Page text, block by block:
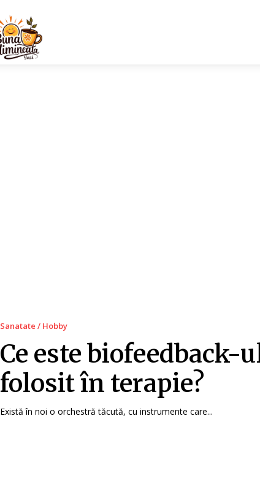
Sanatate / Hobby
Ce este biofeedback-
folosit în terapie?
Există în noi o orchestră tăcută, cu instrumente care...